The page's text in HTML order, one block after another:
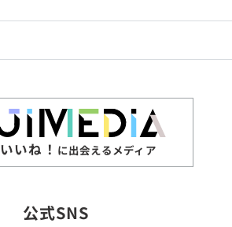
いいね！ に出会えるメディア
公式SNS